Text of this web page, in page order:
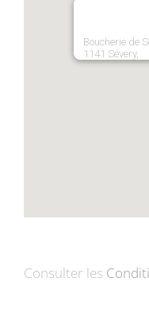
Boucherie de
1141 Sévery,
Consulter les